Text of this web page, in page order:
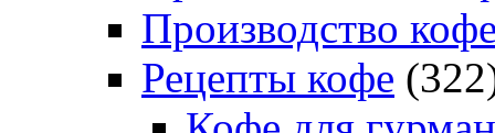
Производство
Рецепты кофе